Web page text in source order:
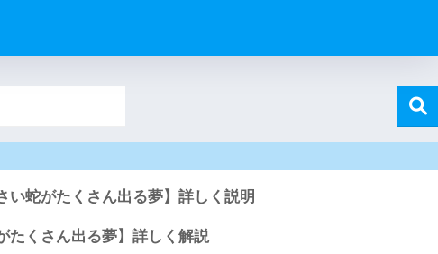
い蛇がたくさん出る夢】詳しく説明
たくさん出る夢】詳しく解説